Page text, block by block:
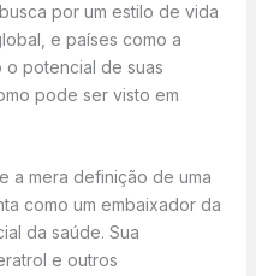
por um estilo de vida
e países como a
o potencial de suas
pode ser visto em
a mera definição de uma
como um embaixador da
da saúde. Sua
e outros